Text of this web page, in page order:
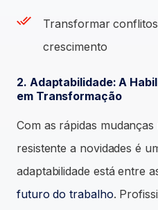
Transformar
crescimento
2. Adaptabilidade: A
em Transformação
Com as rápidas
resistente a novidades é
adaptabilidade está entre
futuro do trabalho.